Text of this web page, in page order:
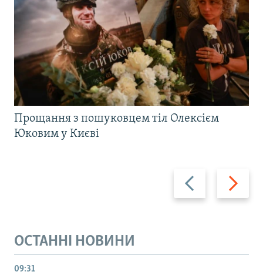
Назад Вперед
Прощання з пошуковцем тіл Олексієм
Юковим у Києві
ОСТАННІ НОВИНИ
09:31